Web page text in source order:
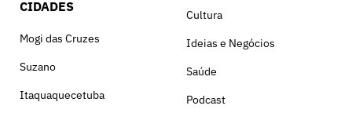
CIDADES
Mogi das Cruzes
Suzano
Itaquaquecetuba
Cultura
Ideias e Negócios
Saúde
Podcast